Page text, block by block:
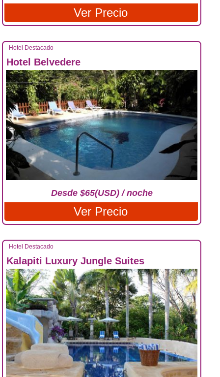
Ver Precio
Hotel Destacado
Hotel Belvedere
Desde $65(USD) / noche
Ver Precio
Hotel Destacado
Kalapiti Luxury Jungle Suites